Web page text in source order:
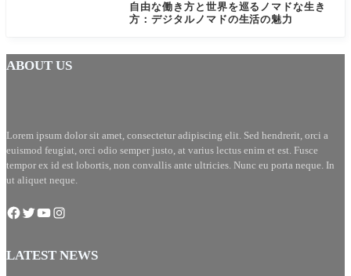
自由な働き方と世界を巡るノマドな生き
方：デジタルノマドの生活の魅力
ABOUT US
Lorem ipsum dolor sit amet, consectetur adipiscing elit. Sed hendrerit, orci a
euismod feugiat, orci odio semper justo, at varius lectus enim et est. Fusce
tempor ex id est lobortis, non convallis ante ultricies. Nunc eu porta neque. In
ut aliquet neque.
LATEST NEWS